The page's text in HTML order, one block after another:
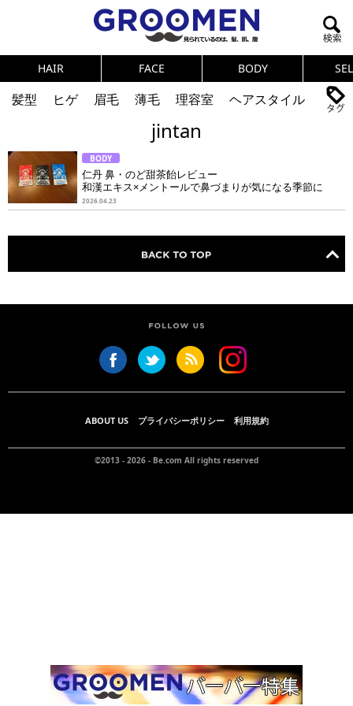
HAIR FACE BODY
髪型 ヒゲ 眉毛 薄毛 理容室
ヘアスタイル
ニオイ
連載
メンズコスメ
NEWS PICK UP
テストステロン
健康
スキンケア 食事
調査結果
トレーニング
好印象な男
頭皮ケア
ダイエット
理容室
jintan
BODY
仁丹 鼻・のど甜茶飴レビュー
和漢エキス×メントールで鼻づまりが気になる季節に
2026.04.23
ABOUT US プライバシーポリシー 利用規約
©2013 - 2026 - Be.com All rights reserved